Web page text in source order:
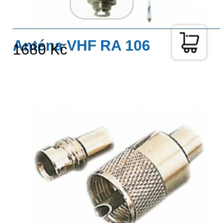
Anténa VHF RA 106
1680 Kč